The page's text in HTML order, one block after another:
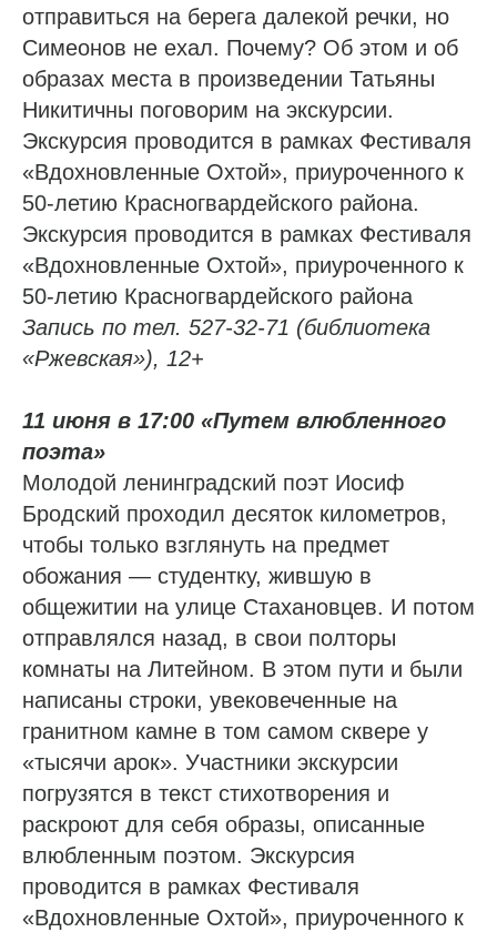
отправиться на берега далекой речки, но
Симеонов не ехал. Почему? Об этом и об
образах места в произведении Татьяны
Никитичны поговорим на экскурсии.
Экскурсия проводится в рамках Фестиваля
«Вдохновленные Охтой», приуроченного к
50-летию Красногвардейского района.
Экскурсия проводится в рамках Фестиваля
«Вдохновленные Охтой», приуроченного к
50-летию Красногвардейского района
Запись по тел. 527-32-71 (библиотека
«Ржевская»), 12+
11 июня в 17:00 «Путем влюбленного
поэта»
Молодой ленинградский поэт Иосиф
Бродский проходил десяток километров,
чтобы только взглянуть на предмет
обожания — студентку, жившую в
общежитии на улице Стахановцев. И потом
отправлялся назад, в свои полторы
комнаты на Литейном. В этом пути и были
написаны строки, увековеченные на
гранитном камне в том самом сквере у
«тысячи арок». Участники экскурсии
погрузятся в текст стихотворения и
раскроют для себя образы, описанные
влюбленным поэтом. Экскурсия
проводится в рамках Фестиваля
«Вдохновленные Охтой», приуроченного к